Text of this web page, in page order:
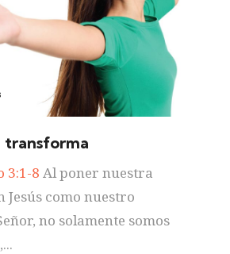
transforma
3:1-8 Al poner nuestra
Jesús como nuestro
no solamente somos